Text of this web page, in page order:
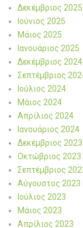
Δεκέμβριος 2025
Ιούνιος 2025
Μάιος 2025
Ιανουάριος 2025
Δεκέμβριος 2024
Σεπτέμβριος
Ιούλιος 2024
Μάιος 2024
Απρίλιος 2024
Ιανουάριος 2024
Δεκέμβριος 2023
Οκτώβριος 2023
Σεπτέμβριος
Αύγουστος 2023
Ιούλιος 2023
Μάιος 2023
Απρίλιος 2023